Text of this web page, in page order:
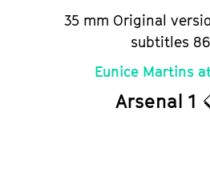
35 mm Original
subtitles
Eunice Martins
Arsenal 1